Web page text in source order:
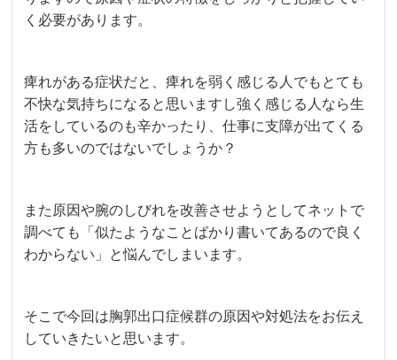
く必要があります。
痺れがある症状だと、痺れを弱く感じる人でもとても
不快な気持ちになると思いますし強く感じる人なら生
活をしているのも辛かったり、仕事に支障が出てくる
方も多いのではないでしょうか？
また原因や腕のしびれを改善させようとしてネットで
調べても「似たようなことばかり書いてあるので良く
わからない」と悩んでしまいます。
そこで今回は胸郭出口症候群の原因や対処法をお伝え
していきたいと思います。